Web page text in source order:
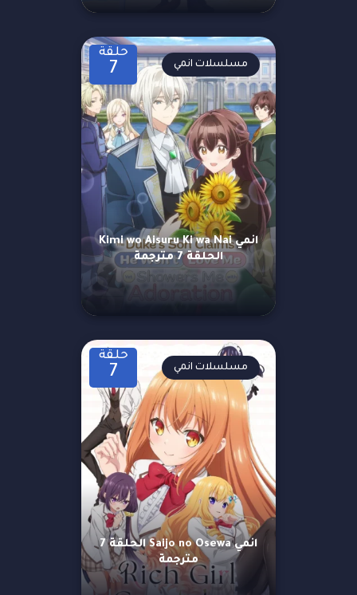
حلقة
7
انمي Kimi wo Aisuru Ki wa Nai
الحلقة 7 مترجمة
مسلسلات انمي
حلقة
7
انمي Saijo no Osewa الحلقة 7
مترجمة
مسلسلات انمي